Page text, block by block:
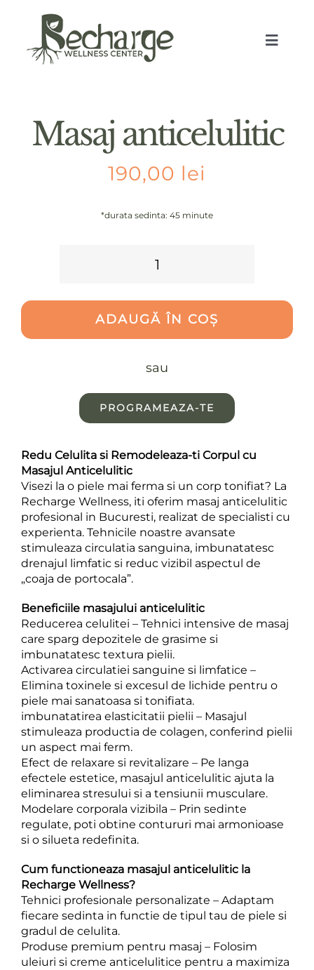
content
Toggle
Masaj anticelulitic
190,00 lei
*durata sedinta: 45 minute
Cantitate
Masaj
anticelulitic
ADAUGĂ ÎN COȘ
sau
PROGRAMEAZA-TE
Redu Celulita si Remodeleaza-ti Corpul cu
Masajul Anticelulitic
Visezi la o piele mai ferma si un corp tonifiat? La
Recharge Wellness, iti oferim masaj anticelulitic
profesional in Bucuresti, realizat de specialisti cu
experienta. Tehnicile noastre avansate
stimuleaza circulatia sanguina, imbunatatesc
drenajul limfatic si reduc vizibil aspectul de
„coaja de portocala”.
Beneficiile masajului anticelulitic
Reducerea celulitei – Tehnici intensive de masaj
care sparg depozitele de grasime si
imbunatatesc textura pielii.
Activarea circulatiei sanguine si limfatice –
Elimina toxinele si excesul de lichide pentru o
piele mai sanatoasa si tonifiata.
imbunatatirea elasticitatii pielii – Masajul
stimuleaza productia de colagen, conferind pielii
un aspect mai ferm.
Efect de relaxare si revitalizare – Pe langa
efectele estetice, masajul anticelulitic ajuta la
eliminarea stresului si a tensiunii musculare.
Modelare corporala vizibila – Prin sedinte
regulate, poti obtine contururi mai armonioase
si o silueta redefinita.
Cum functioneaza masajul anticelulitic la
Recharge Wellness?
Tehnici profesionale personalizate – Adaptam
fiecare sedinta in functie de tipul tau de piele si
gradul de celulita.
Produse premium pentru masaj – Folosim
uleiuri si creme anticelulitice pentru a maximiza